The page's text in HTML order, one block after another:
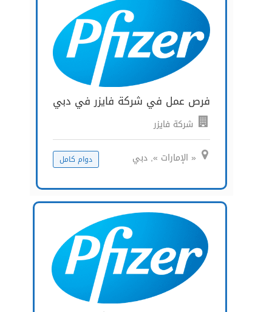
فرص عمل في شركة فايزر في دبي
شركة فايزر
« الإمارات », دبي دوام كامل